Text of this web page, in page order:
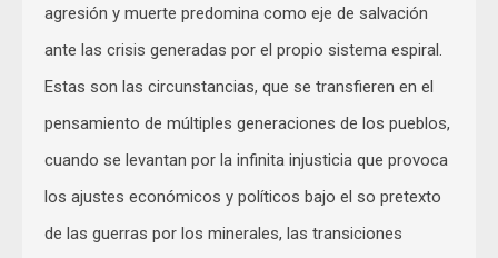
agresión y muerte predomina como eje de salvación
ante las crisis generadas por el propio sistema espiral.
Estas son las circunstancias, que se transfieren en el
pensamiento de múltiples generaciones de los pueblos,
cuando se levantan por la infinita injusticia que provoca
los ajustes económicos y políticos bajo el so pretexto
de las guerras por los minerales, las transiciones